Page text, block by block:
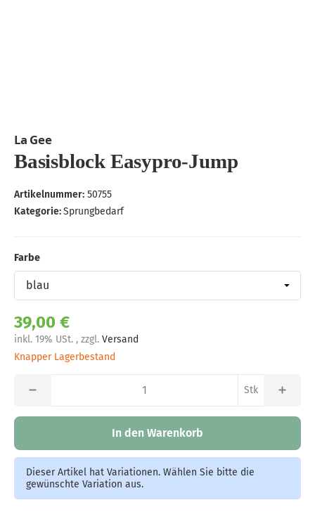
La Gee
Basisblock Easypro-Jump
Artikelnummer: 50755
Kategorie:Sprungbedarf
Farbe
Farbe
39,00 €
inkl. 19% USt. , zzgl. Versand
Knapper Lagerbestand
Stk
In den Warenkorb
Dieser Artikel hat Variationen. Wählen Sie bitte die
gewünschte Variation aus.